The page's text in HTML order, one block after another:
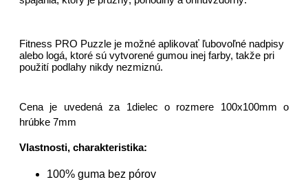
Fitness PRO Puzzle je možné aplikovať ľubovoľné nadpisy
alebo logá, ktoré sú vytvorené gumou inej farby, takže pri
použití podlahy nikdy nezmiznú.
Cena je uvedená za 1dielec o rozmere 100x100mm o
hrúbke 7mm
Vlastnosti, charakteristika:
100% guma bez pórov